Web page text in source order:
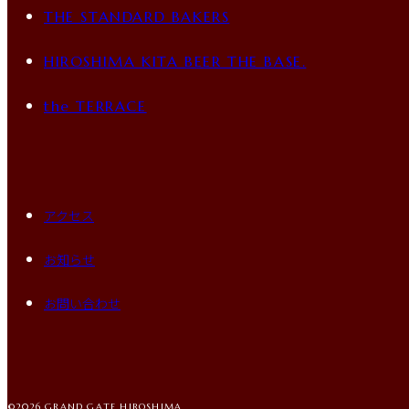
THE STANDARD BAKERS
HIROSHIMA KITA BEER THE BASE.
the TERRACE
アクセス
お知らせ
お問い合わせ
©2026 GRAND GATE HIROSHIMA